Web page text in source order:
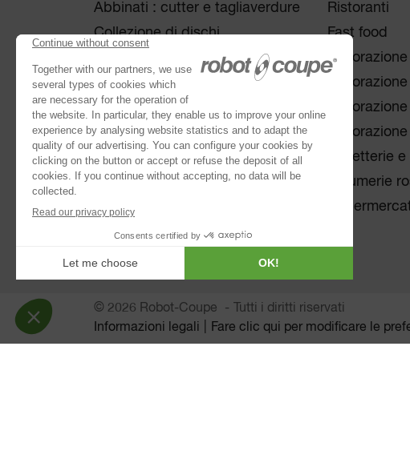
Abbinati : cutter e tagliaverdure
Collezione di dischi
Cutters
Robot Cook
Blixer ®
Kitchen Blenders
Mixer ad immersione
Estrattori automatici di succo
Passatrici
Impastatrici planetarie
Ristoranti
Fast food
Panetterie
Salumerie
© 2026 Robot-Coupe
Tutti i diritti riservati
Informazioni legali
Fare clic qui per modificare le